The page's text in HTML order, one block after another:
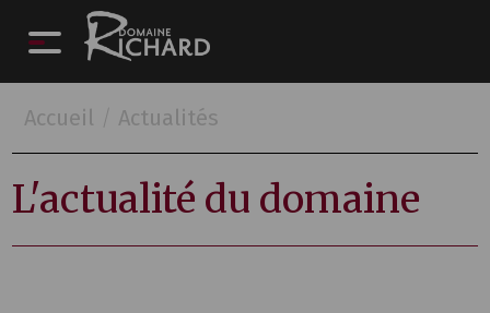
Accueil / Actualités
L'actualité du domaine